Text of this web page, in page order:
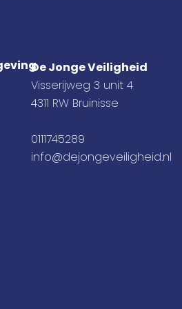
De Jonge Veiligheid
Visserijweg 3 unit 4
4311 RW Bruinisse
0111745289
info@dejongeveiligheid.nl